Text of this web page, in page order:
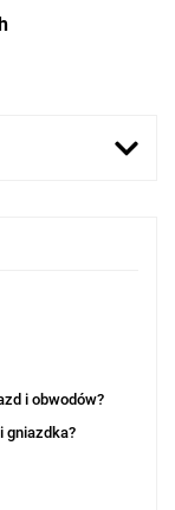
i obwodów?
gniazdka?